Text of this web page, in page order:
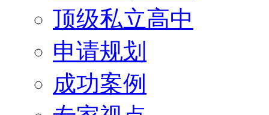
顶级私立高中
申请规划
成功案例